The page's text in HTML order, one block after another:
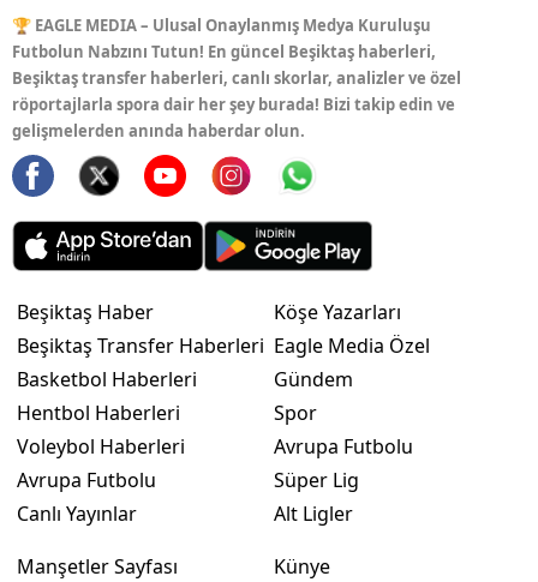
🏆 EAGLE MEDIA – Ulusal Onaylanmış Medya Kuruluşu
Futbolun Nabzını Tutun! En güncel Beşiktaş haberleri,
Beşiktaş transfer haberleri, canlı skorlar, analizler ve özel
röportajlarla spora dair her şey burada! Bizi takip edin ve
gelişmelerden anında haberdar olun.
Beşiktaş Haber
Beşiktaş Transfer Haberleri
Basketbol Haberleri
Hentbol Haberleri
Voleybol Haberleri
Avrupa Futbolu
Canlı Yayınlar
Köşe Yazarları
Eagle Media Özel
Gündem
Spor
Avrupa Futbolu
Süper Lig
Alt Ligler
Manşetler Sayfası
Künye